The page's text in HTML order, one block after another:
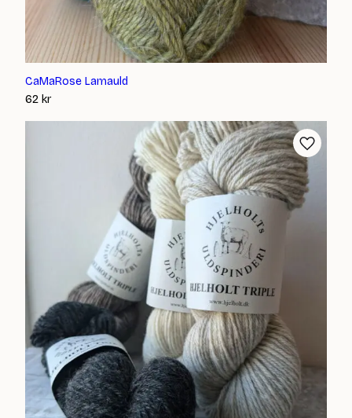
CaMaRose Lamauld
62 kr